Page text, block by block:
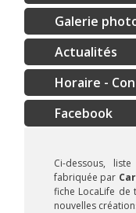
Galerie
Actualités
Horaire -
Ci-dessous,
fabriquée par
fiche LocaLife
nouvelles